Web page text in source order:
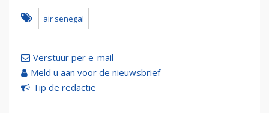
air senegal
Verstuur per e-mail
Meld u aan voor de nieuwsbrief
Tip de redactie